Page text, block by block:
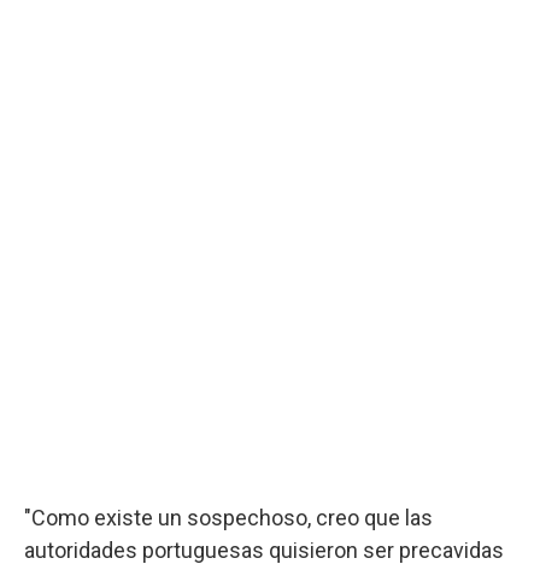
"Como existe un sospechoso, creo que las
autoridades portuguesas quisieron ser precavidas